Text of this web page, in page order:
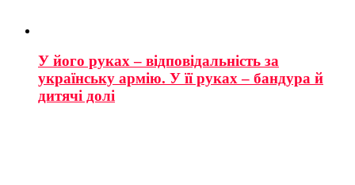
У його руках – відповідальність за
українську армію. У її руках – бандура й
дитячі долі